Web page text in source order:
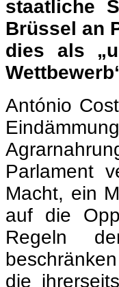
António
Parlament
Macht, ein
auf die
Regeln
die
hat, ganz
die EU lässt
.
Kraftstoffe,